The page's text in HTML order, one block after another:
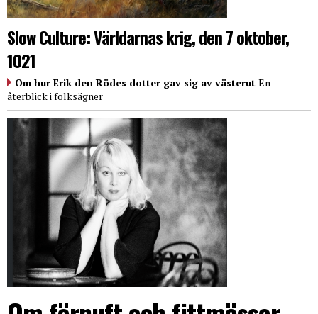
Slow Culture: Världarnas krig, den 7 oktober,
1021
Om hur Erik den Rödes dotter gav sig av västerut En
återblick i folksägner